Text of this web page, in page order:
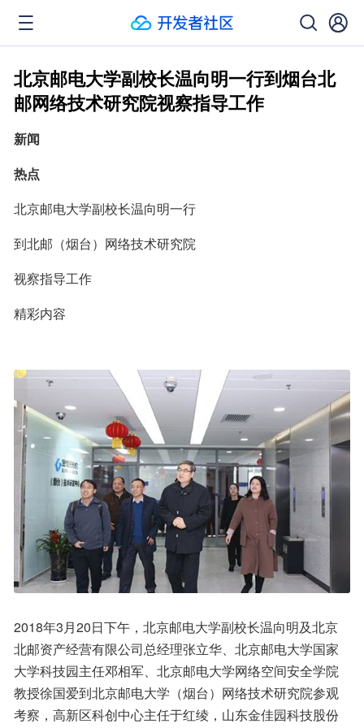
北京邮电大学副校长温向明一行到烟台北
邮网络技术研究院视察指导工作
新闻
热点
北京邮电大学副校长温向明一行
到北邮（烟台）网络技术研究院
视察指导工作
精彩内容
2018年3月20日下午，北京邮电大学副校长温向明及北京
北邮资产经营有限公司总经理张立华、北京邮电大学国家
大学科技园主任邓相军、北京邮电大学网络空间安全学院
教授徐国爱到北京邮电大学（烟台）网络技术研究院参观
考察，高新区科创中心主任于红绫，山东金佳园科技股份